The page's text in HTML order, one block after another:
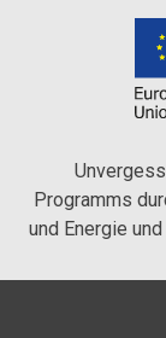
Programms
und Energie